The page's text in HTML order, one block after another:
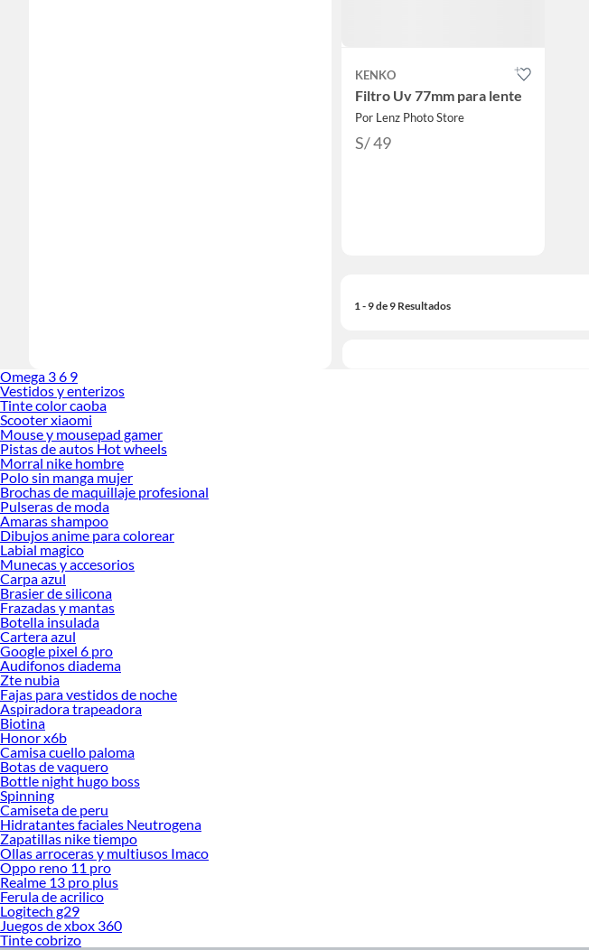
KENKO
Filtro Uv 77mm para lente
Por Lenz Photo Store
S/ 49
1 - 9 de 9 Resultados
Omega 3 6 9
Vestidos y enterizos
Tinte color caoba
Scooter xiaomi
Mouse y mousepad gamer
Pistas de autos Hot wheels
Morral nike hombre
Polo sin manga mujer
Brochas de maquillaje profesional
Pulseras de moda
Amaras shampoo
Dibujos anime para colorear
Labial magico
Munecas y accesorios
Carpa azul
Brasier de silicona
Frazadas y mantas
Botella insulada
Cartera azul
Google pixel 6 pro
Audifonos diadema
Zte nubia
Fajas para vestidos de noche
Aspiradora trapeadora
Biotina
Honor x6b
Camisa cuello paloma
Botas de vaquero
Bottle night hugo boss
Spinning
Camiseta de peru
Hidratantes faciales Neutrogena
Zapatillas nike tiempo
Ollas arroceras y multiusos Imaco
Oppo reno 11 pro
Realme 13 pro plus
Ferula de acrilico
Logitech g29
Juegos de xbox 360
Tinte cobrizo